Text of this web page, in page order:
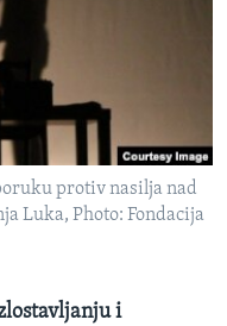
protiv nasilja nad
Luka, Photo: Fondacija
i